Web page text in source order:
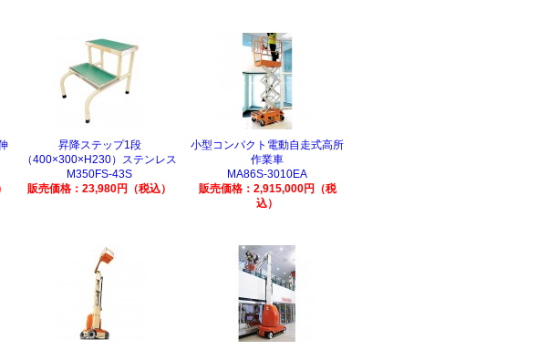
昇降ステップ1段
（400×300×H230）ステンレス
M350FS-43S
販売価格：23,980円（税込）
小型コンパクト電動自走式高所
作業車
MA86S-3010EA
販売価格：2,915,000円（税
込）